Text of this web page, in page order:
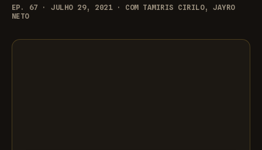
EP. 67 · JULHO 29, 2021 · COM TAMIRIS CIRILO, JAYRO
NETO